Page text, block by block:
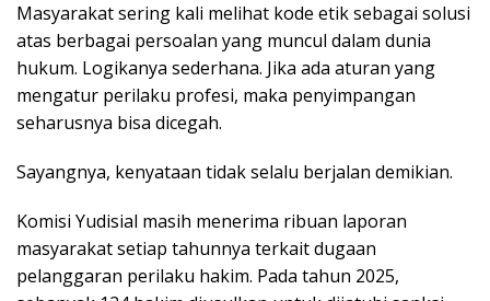
Masyarakat sering kali melihat kode etik sebagai solusi
atas berbagai persoalan yang muncul dalam dunia
hukum. Logikanya sederhana. Jika ada aturan yang
mengatur perilaku profesi, maka penyimpangan
seharusnya bisa dicegah.
Sayangnya, kenyataan tidak selalu berjalan demikian.
Komisi Yudisial masih menerima ribuan laporan
masyarakat setiap tahunnya terkait dugaan
pelanggaran perilaku hakim. Pada tahun 2025,